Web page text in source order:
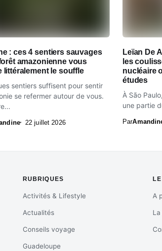
: ces 4 sentiers sauvages
amazonienne vous
littéralement le souffle
sentiers suffisent pour sentir
se refermer autour de vous.
22 juillet 2026
Leïan De
les
nucléaire
études
À São
une partie
Par
RUBRIQUES
Activités & Lifestyle
Actualités
Conseils voyage
Guadeloupe
A